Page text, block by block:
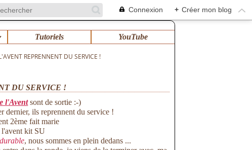
Connexion + Créer mon blog
Tutoriels YouTube
REPRENNENT DU SERVICE !
DU SERVICE !
l'Aventsont de sortie :-)
dernier, ils reprennent du service !
, nous sommes en plein dedans ...